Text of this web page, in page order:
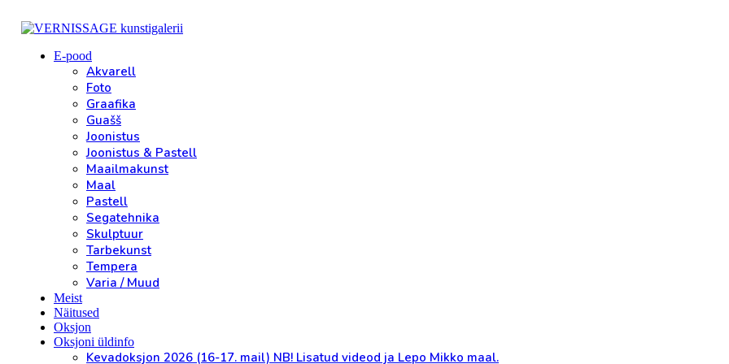
E-pood
Akvarell
Foto
Graafika
Guašš
Joonistus
Joonistus & Pastell
Maailmakunst
Maal
Pastell
Segatehnika
Skulptuur
Tarbekunst
Tempera
Varia / Muud
Meist
Näitused
Oksjon
Oksjoni üldinfo
Kevadoksjon 2026 (16-17. mail) NB! Lisatud videod ja Lepo Mikko maal.